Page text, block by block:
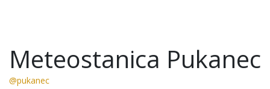
Meteostanica Pukanec
@pukanec